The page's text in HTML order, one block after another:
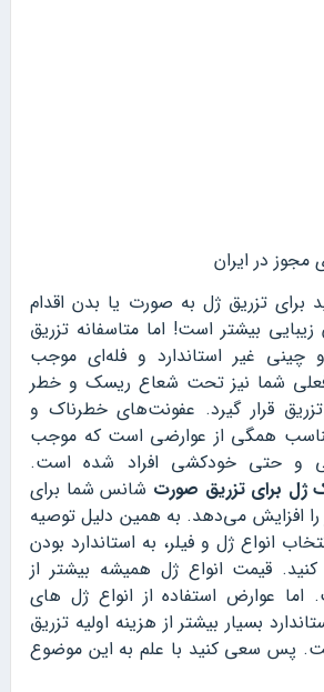
مجوز در ایران
برای تزریق ژل به صورت یا بدن اقدام
بیشتر است! اما متاسفانه تزریق
چینی غیر استاندارد و فله‌ای موجب
شما نیز تحت شعاع ریسک و خطر
قرار گیرد. عفونت‌های خطرناک و
همگی از عوارضی است که موجب
و حتی خودکشی افراد شده است.
ژل برای تزریق صورت شانس شما برای
افزایش می‌دهد. به همین دلیل توصیه
انواع ژل و فیلر، به استاندارد بودن
قیمت انواع ژل همیشه بیشتر از
عوارض استفاده از انواع ژل های
بسیار بیشتر از هزینه اولیه تزریق
پس سعی کنید با علم به این موضوع